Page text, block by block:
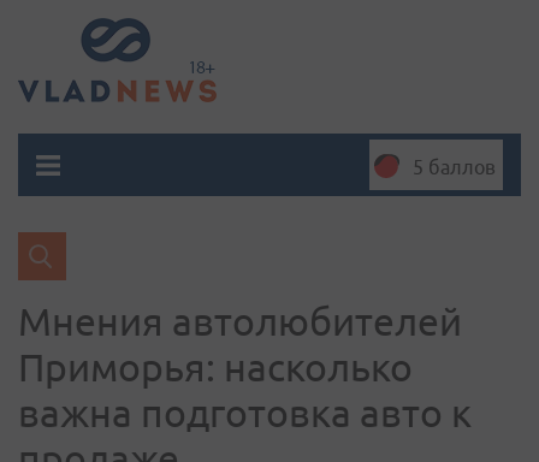
5 баллов
Мнения автолюбителей
Приморья: насколько
важна подготовка авто к